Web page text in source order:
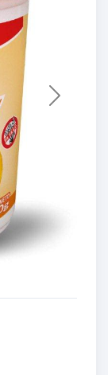
Next